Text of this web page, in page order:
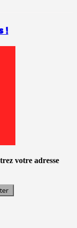
!
votre adresse